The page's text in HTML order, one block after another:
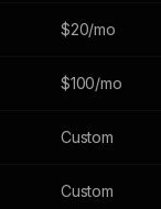
$20/mo
$100/mo
Custom
Custom